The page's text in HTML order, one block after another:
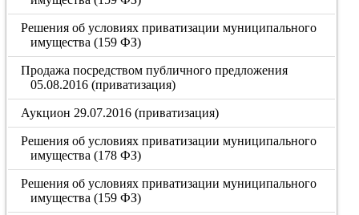
Решения об условиях приватизации муниципального
имущества (159 ФЗ)
Продажа посредством публичного предложения
05.08.2016 (приватизация)
Аукцион 29.07.2016 (приватизация)
Решения об условиях приватизации муниципального
имущества (178 ФЗ)
Решения об условиях приватизации муниципального
имущества (159 ФЗ)